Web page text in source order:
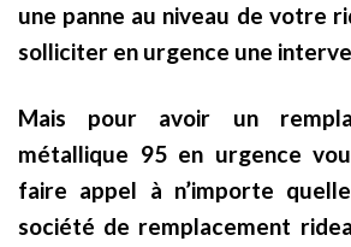
une panne au niveau de votre
solliciter en urgence une
Mais pour avoir un
métallique 95 en urgence
faire appel à n’importe
société de remplacement